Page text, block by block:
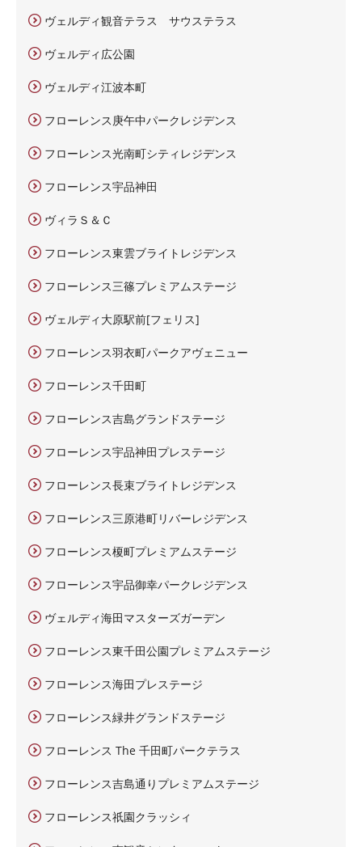
ヴェルディ観音テラス サウステラス
ヴェルディ広公園
ヴェルディ江波本町
フローレンス庚午中パークレジデンス
フローレンス光南町シティレジデンス
フローレンス宇品神田
ヴィラＳ＆Ｃ
フローレンス東雲ブライトレジデンス
フローレンス三篠プレミアムステージ
ヴェルディ大原駅前[フェリス]
フローレンス羽衣町パークアヴェニュー
フローレンス千田町
フローレンス吉島グランドステージ
フローレンス宇品神田プレステージ
フローレンス長束ブライトレジデンス
フローレンス三原港町リバーレジデンス
フローレンス榎町プレミアムステージ
フローレンス宇品御幸パークレジデンス
ヴェルディ海田マスターズガーデン
フローレンス東千田公園プレミアムステージ
フローレンス海田プレステージ
フローレンス緑井グランドステージ
フローレンス The 千田町パークテラス
フローレンス吉島通りプレミアムステージ
フローレンス祇園クラッシィ